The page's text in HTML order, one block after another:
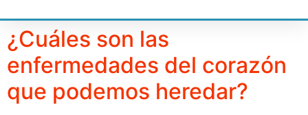
¿Cuáles son las
enfermedades del corazón
que podemos heredar?